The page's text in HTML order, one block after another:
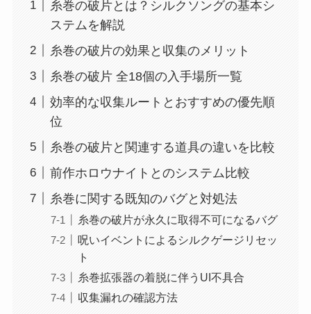
糸巻の破片とは？シルクソングの基本シ
ステムを解説
糸巻の破片の効果と収集のメリット
糸巻の破片 全18個の入手場所一覧
効率的な収集ルートとおすすめの優先順
位
糸巻の破片と関連する道具の違いを比較
前作ホロウナイトとのシステム比較
糸巻に関する既知のバグと対処法
糸巻の破片が永久に取得不可になるバグ
呪いイベントによるシルクゲージリセッ
ト
糸巻拡張器の着脱に伴うUI不具合
収集漏れの確認方法